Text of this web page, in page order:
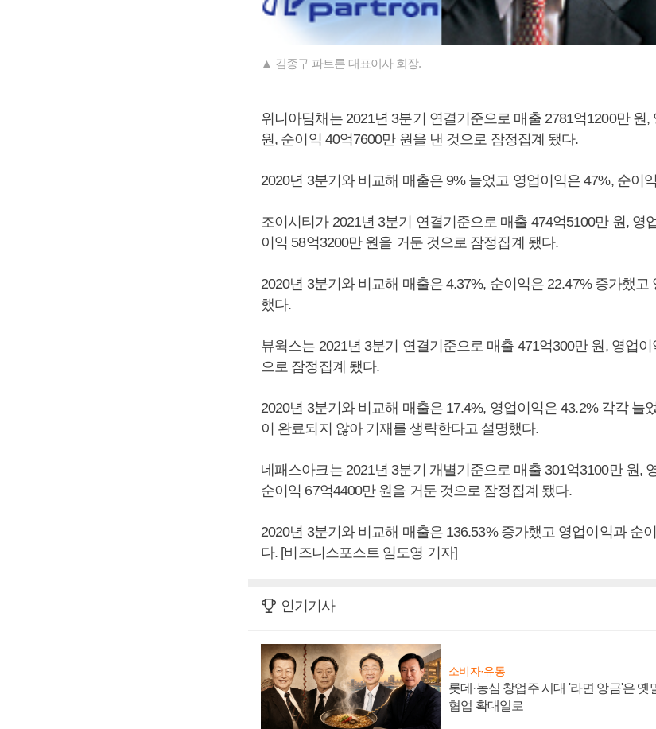
▲ 김종구 파트론 대표이사 회장.
위니아딤채는 2021년 3분기 연결기준으로 매출 2781억1200만 원,
원, 순이익 40억7600만 원을 낸 것으로 잠정집계 됐다.
2020년 3분기와 비교해 매출은 9% 늘었고 영업이익은 47%, 순이
조이시티가 2021년 3분기 연결기준으로 매출 474억5100만 원, 영
이익 58억3200만 원을 거둔 것으로 잠정집계 됐다.
2020년 3분기와 비교해 매출은 4.37%, 순이익은 22.47% 증가했고
했다.
뷰웍스는 2021년 3분기 연결기준으로 매출 471억300만 원, 영업
으로 잠정집계 됐다.
2020년 3분기와 비교해 매출은 17.4%, 영업이익은 43.2% 각각 늘
이 완료되지 않아 기재를 생략한다고 설명했다.
네패스아크는 2021년 3분기 개별기준으로 매출 301억3100만 원,
순이익 67억4400만 원을 거둔 것으로 잠정집계 됐다.
2020년 3분기와 비교해 매출은 136.53% 증가했고 영업이익과 순
다. [비즈니스포스트 임도영 기자]
인기기사
소비자·유통
롯데·농심 창업주 시대 '라면 앙금'은 옛
협업 확대일로